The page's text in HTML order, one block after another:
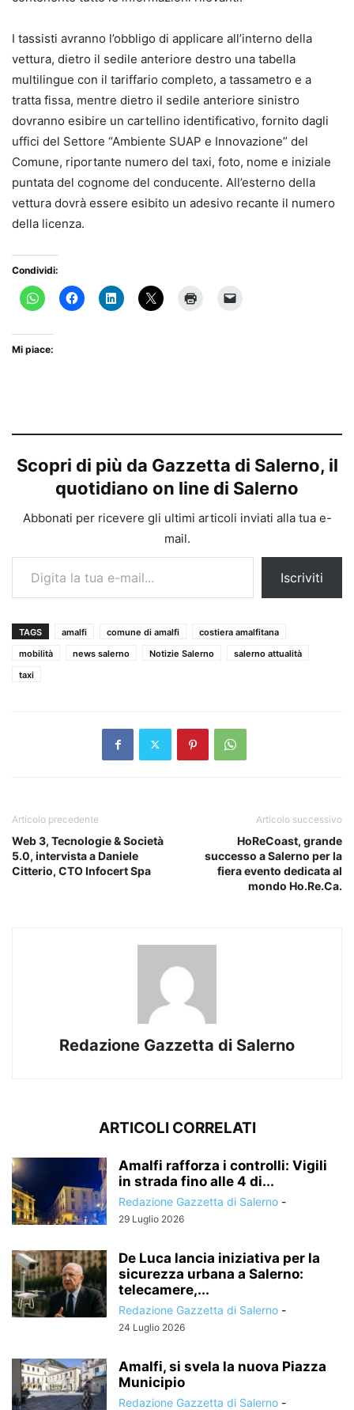
I tassisti avranno l’obbligo di applicare all’interno della
vettura, dietro il sedile anteriore destro una tabella
multilingue con il tariffario completo, a tassametro e a
tratta fissa, mentre dietro il sedile anteriore sinistro
dovranno esibire un cartellino identificativo, fornito dagli
uffici del Settore “Ambiente SUAP e Innovazione” del
Comune, riportante numero del taxi, foto, nome e iniziale
puntata del cognome del conducente. All’esterno della
vettura dovrà essere esibito un adesivo recante il numero
della licenza.
Condividi:
Mi piace:
Scopri di più da Gazzetta di Salerno, il
quotidiano on line di Salerno
Abbonati per ricevere gli ultimi articoli inviati alla tua e-
mail.
Digita la tua e-mail...
Iscriviti
TAGS amalfi comune di amalfi
costiera amalfitana
mobilità
news salerno Notizie Salerno
salerno attualità
taxi
Articolo precedente
Web 3, Tecnologie & Società
5.0, intervista a Daniele
Citterio, CTO Infocert Spa
Articolo successivo
HoReCoast, grande
successo a Salerno per la
fiera evento dedicata al
mondo Ho.Re.Ca.
Redazione Gazzetta di Salerno
ARTICOLI CORRELATI
Amalfi rafforza i controlli: Vigili
in strada fino alle 4 di...
Redazione Gazzetta di Salerno -
29 Luglio 2026
De Luca lancia iniziativa per la
sicurezza urbana a Salerno:
telecamere,...
Redazione Gazzetta di Salerno -
24 Luglio 2026
Amalfi, si svela la nuova Piazza
Municipio
Redazione Gazzetta di Salerno -